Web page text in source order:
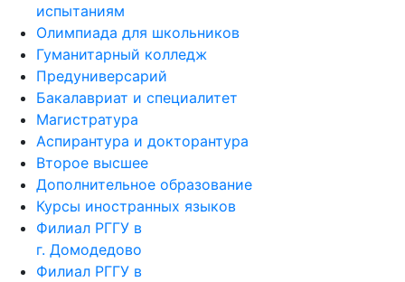
испытаниям
Олимпиада для школьников
Гуманитарный колледж
Предуниверсарий
Бакалавриат и специалитет
Магистратура
Аспирантура и докторантура
Второе высшее
Дополнительное образование
Курсы иностранных языков
Филиал РГГУ в
г. Домодедово
Филиал РГГУ в